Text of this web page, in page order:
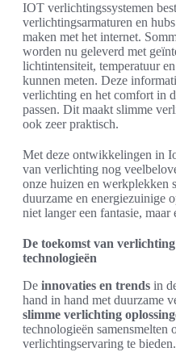
IOT verlichtingssystemen
verlichtingsarmaturen en
maken met het internet.
worden nu geleverd met
lichtintensiteit, temperatuur
kunnen meten. Deze
verlichting en het comfort in
passen. Dit maakt slimme
ook zeer praktisch.
Met deze ontwikkelingen in
van verlichting nog
onze huizen en werkplekken
duurzame en energiezuinige
niet langer een fantasie, maar
De toekomst van
technologieën
De innovaties en trends in
hand in hand met duurzame
slimme verlichting
technologieën samensmelten
verlichtingservaring te bieden.